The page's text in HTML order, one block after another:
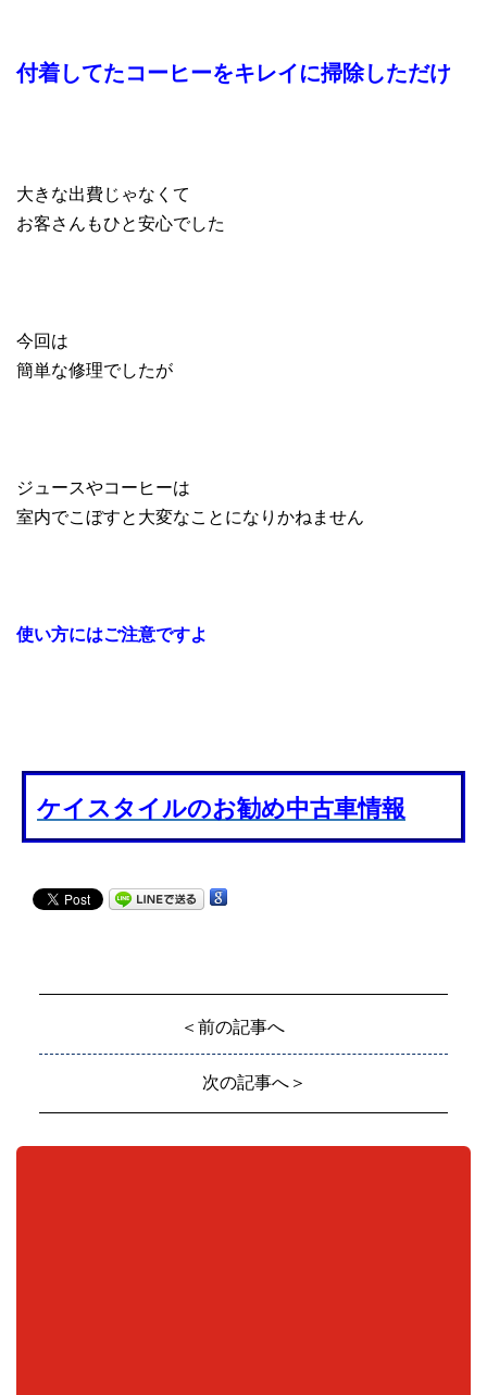
付着してたコーヒーをキレイに掃除しただけ
大きな出費じゃなくて
お客さんもひと安心でした
今回は
簡単な修理でしたが
ジュースやコーヒーは
室内でこぼすと大変なことになりかねません
使い方にはご注意ですよ
ケイスタイルのお勧め中古車情報
＜前の記事へ
次の記事へ＞